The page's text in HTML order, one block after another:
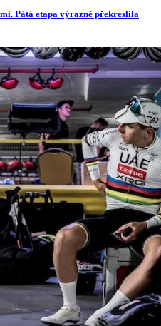
Pátá etapa výrazně překreslila